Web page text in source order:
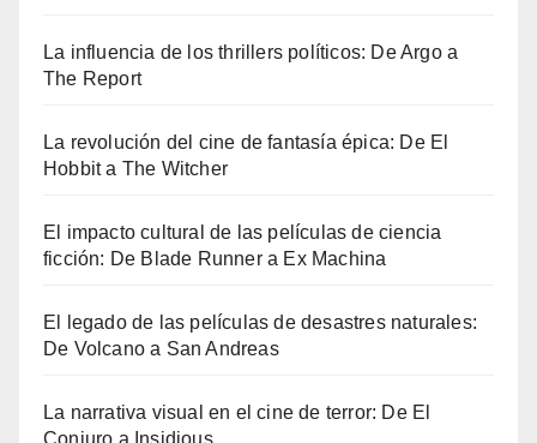
La influencia de los thrillers políticos: De Argo a
The Report
La revolución del cine de fantasía épica: De El
Hobbit a The Witcher
El impacto cultural de las películas de ciencia
ficción: De Blade Runner a Ex Machina
El legado de las películas de desastres naturales:
De Volcano a San Andreas
La narrativa visual en el cine de terror: De El
Conjuro a Insidious